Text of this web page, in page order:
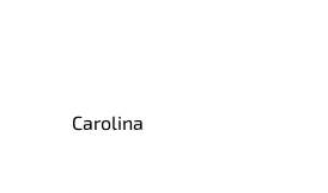
Carolina